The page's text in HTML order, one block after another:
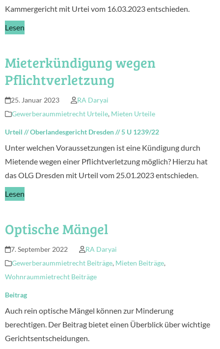
Kammergericht mit Urtei vom 16.03.2023 entschieden.
Lesen
Mieterkündigung wegen
Pflichtverletzung
25. Januar 2023
RA Daryai
Gewerberaummietrecht Urteile, Mieten Urteile
Urteil //Oberlandesgericht Dresden//5 U 1239/22
Unter welchen Voraussetzungen ist eine Kündigung durch
Mietende wegen einer Pflichtverletzung möglich? Hierzu hat
das OLG Dresden mit Urteil vom 25.01.2023 entschieden.
Lesen
Optische Mängel
7. September 2022
RA Daryai
Gewerberaummietrecht Beiträge, Mieten Beiträge,
Wohnraummietrecht Beiträge
Beitrag
Auch rein optische Mängel können zur Minderung
berechtigen. Der Beitrag bietet einen Überblick über wichtige
Gerichtsentscheidungen.